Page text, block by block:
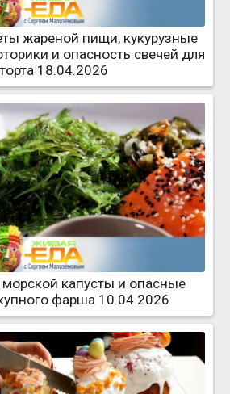
жареной пищи, кукурузные
и опасность свечей для
торта 18.04.2026
морской капусты и опасные
фарша 10.04.2026